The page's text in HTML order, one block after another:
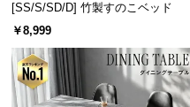
[SS/S/SD/D] 竹製すのこベッド
￥8,999